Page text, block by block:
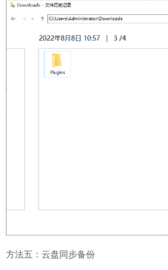
方法五：云盘同步备份